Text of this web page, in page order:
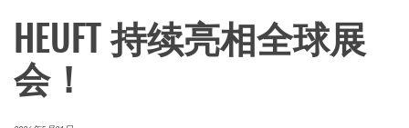
HEUFT 持续亮相全球展
会！